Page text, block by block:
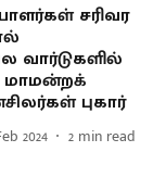
சரிவர
மாமன்றக்
புகார்
2024 2 min read